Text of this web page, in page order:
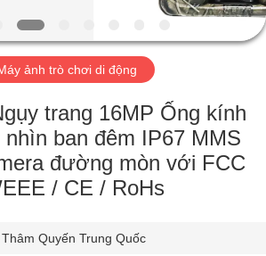
ảnh trò chơi di động
trang 16MP Ống kính
ban đêm IP67 MMS
đường mòn với FCC
/ CE / RoHs
Thâm Quyến Trung Quốc